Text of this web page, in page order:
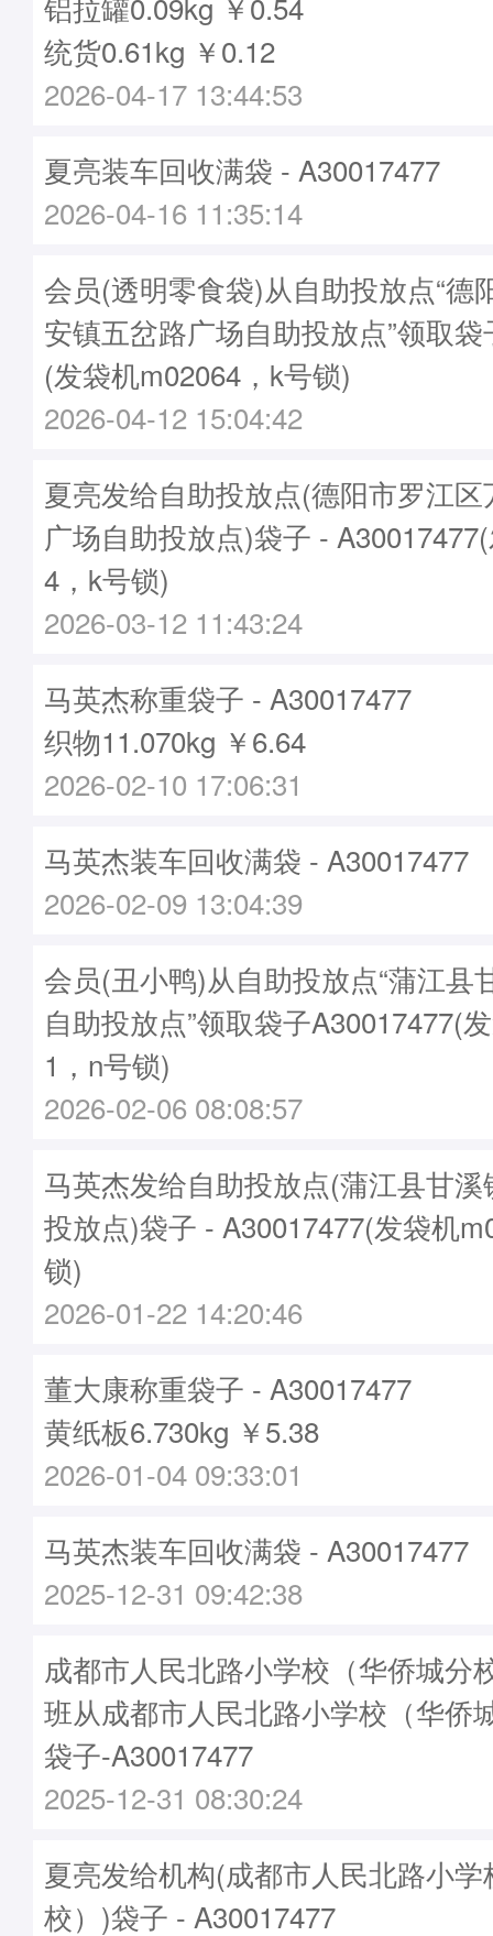
统货0.61kg ￥0.12
2026-04-17 13:44:53
夏亮装车回收满袋 - A30017477
2026-04-16 11:35:14
会员(透明零食袋)从自助投放点“德
安镇五岔路广场自助投放点”领取
(发袋机m02064，k号锁)
2026-04-12 15:04:42
夏亮发给自助投放点(德阳市罗江
广场自助投放点)袋子 -
4，k号锁)
2026-03-12 11:43:24
马英杰称重袋子 - A30017477
织物11.070kg ￥6.64
2026-02-10 17:06:31
马英杰装车回收满袋 - A30017477
2026-02-09 13:04:39
会员(丑小鸭)从自助投放点“蒲江县
自助投放点”领取袋子A30017477(
1，n号锁)
2026-02-06 08:08:57
马英杰发给自助投放点(蒲江县甘
投放点)袋子 - A30017477(发袋机
锁)
2026-01-22 14:20:46
董大康称重袋子 - A30017477
黄纸板6.730kg ￥5.38
2026-01-04 09:33:01
马英杰装车回收满袋 - A30017477
2025-12-31 09:42:38
成都市人民北路小学校（华侨城分
班从成都市人民北路小学校（华侨
袋子-A30017477
2025-12-31 08:30:24
夏亮发给机构(成都市人民北路小
校）)袋子 - A30017477